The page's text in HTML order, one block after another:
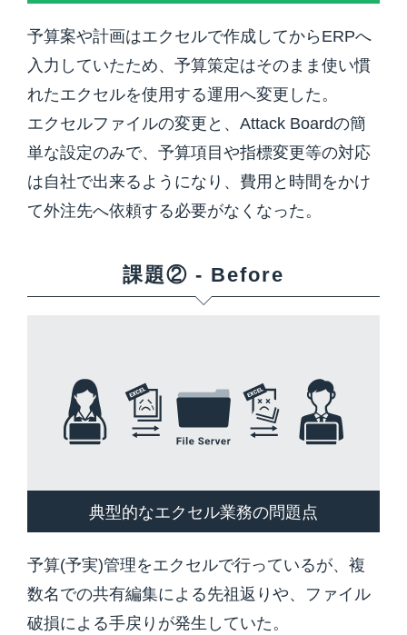
予算案や計画はエクセルで作成してからERPへ
入力していたため、予算策定はそのまま使い慣
れたエクセルを使用する運用へ変更した。
エクセルファイルの変更と、Attack Boardの簡
単な設定のみで、予算項目や指標変更等の対応
は自社で出来るようになり、費用と時間をかけ
て外注先へ依頼する必要がなくなった。
課題② - Before
典型的なエクセル業務の問題点
予算(予実)管理をエクセルで行っているが、複
数名での共有編集による先祖返りや、ファイル
破損による手戻りが発生していた。